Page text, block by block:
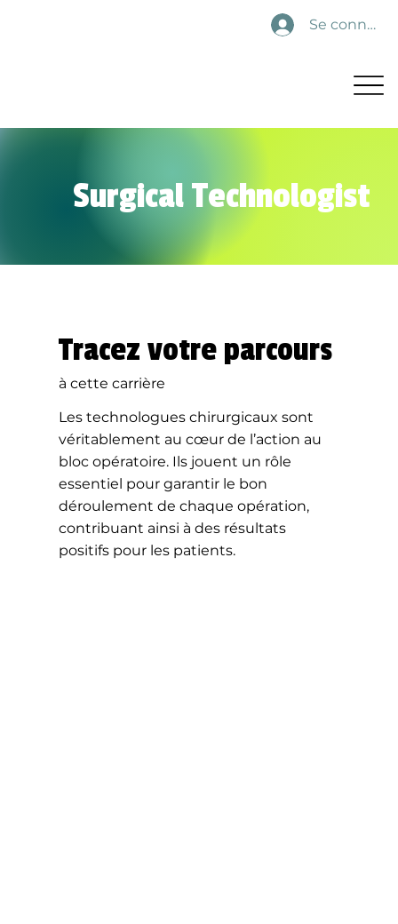
Se
Surgical Technologist
Tracez votre parcours
à cette carrière
Les technologues chirurgicaux sont
véritablement au cœur de l’action au
bloc opératoire. Ils jouent un rôle
essentiel pour garantir le bon
déroulement de chaque opération,
contribuant ainsi à des résultats
positifs pour les patients.